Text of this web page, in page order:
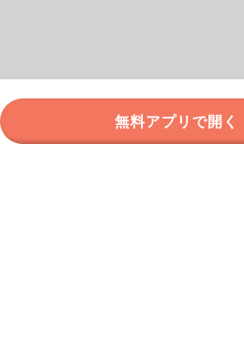
無料アプリで開く